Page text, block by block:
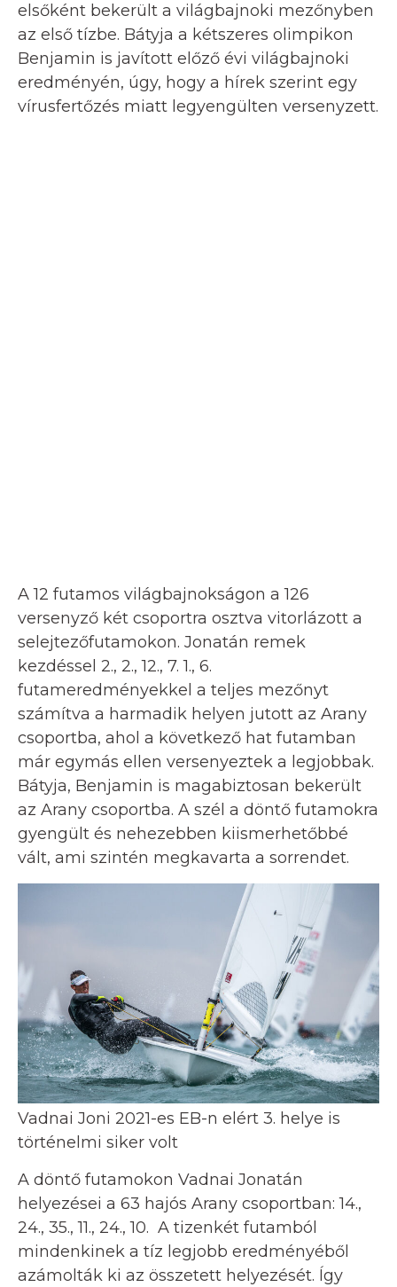
elsőként bekerült a világbajnoki mezőnyben
az első tízbe. Bátyja a kétszeres olimpikon
Benjamin is javított előző évi világbajnoki
eredményén, úgy, hogy a hírek szerint egy
vírusfertőzés miatt legyengülten versenyzett.
A 12 futamos világbajnokságon a 126
versenyző két csoportra osztva vitorlázott a
selejtezőfutamokon. Jonatán remek
kezdéssel 2., 2., 12., 7. 1., 6.
futameredményekkel a teljes mezőnyt
számítva a harmadik helyen jutott az Arany
csoportba, ahol a következő hat futamban
már egymás ellen versenyeztek a legjobbak.
Bátyja, Benjamin is magabiztosan bekerült
az Arany csoportba. A szél a döntő futamokra
gyengült és nehezebben kiismerhetőbbé
vált, ami szintén megkavarta a sorrendet.
Vadnai Joni 2021-es EB-n elért 3. helye is
történelmi siker volt
A döntő futamokon Vadnai Jonatán
helyezései a 63 hajós Arany csoportban: 14.,
24., 35., 11., 24., 10. A tizenkét futamból
mindenkinek a tíz legjobb eredményéből
azámolták ki az összetett helyezését. Így